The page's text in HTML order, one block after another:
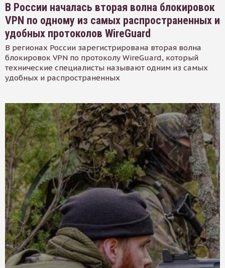
В России началась вторая волна блокировок
VPN по одному из самых распространенных и
удобных протоколов WireGuard
В регионах России зарегистрирована вторая волна
блокировок VPN по протоколу WireGuard, который
технические специалисты называют одним из самых
удобных и распространенных